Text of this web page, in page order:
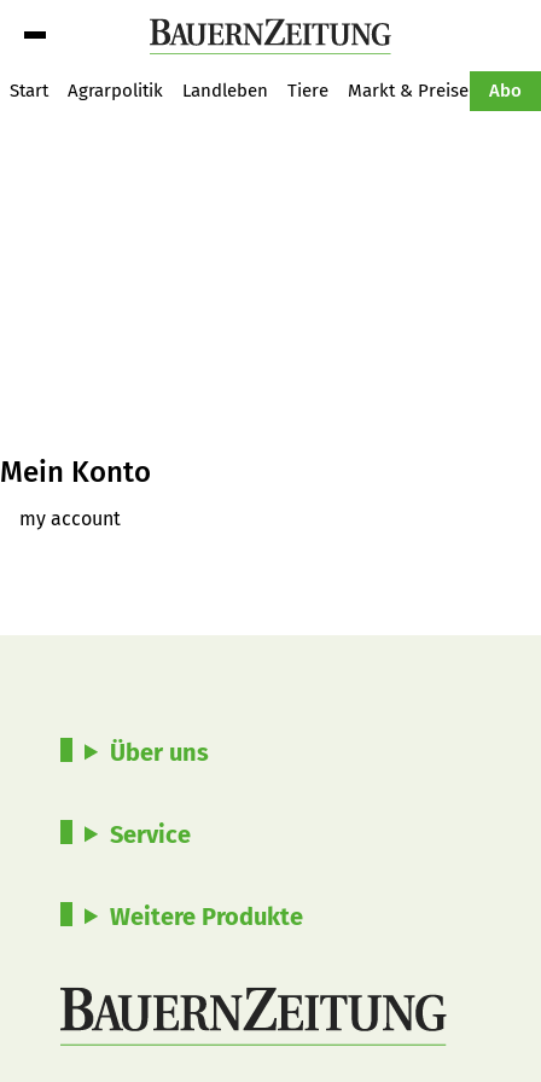
Start Agrarpolitik Landleben Tiere Markt & Preise Abo
Mein Konto
my account
Über uns
Service
Weitere Produkte